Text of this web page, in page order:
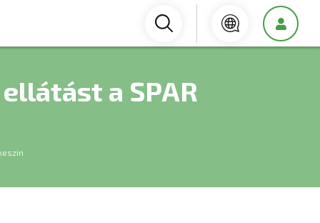
a SPAR